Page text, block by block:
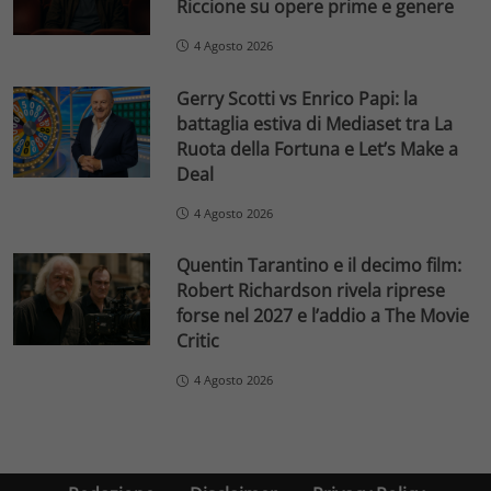
Riccione su opere prime e genere
4 Agosto 2026
Gerry Scotti vs Enrico Papi: la
battaglia estiva di Mediaset tra La
Ruota della Fortuna e Let’s Make a
Deal
4 Agosto 2026
Quentin Tarantino e il decimo film:
Robert Richardson rivela riprese
forse nel 2027 e l’addio a The Movie
Critic
4 Agosto 2026